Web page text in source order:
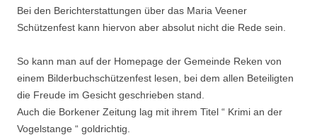
Bei den Berichterstattungen über das Maria Veener
Schützenfest kann hiervon aber absolut nicht die Rede sein.
So kann man auf der Homepage der Gemeinde Reken von
einem Bilderbuchschützenfest lesen, bei dem allen Beteiligten
die Freude im Gesicht geschrieben stand.
Auch die Borkener Zeitung lag mit ihrem Titel “ Krimi an der
Vogelstange “ goldrichtig.